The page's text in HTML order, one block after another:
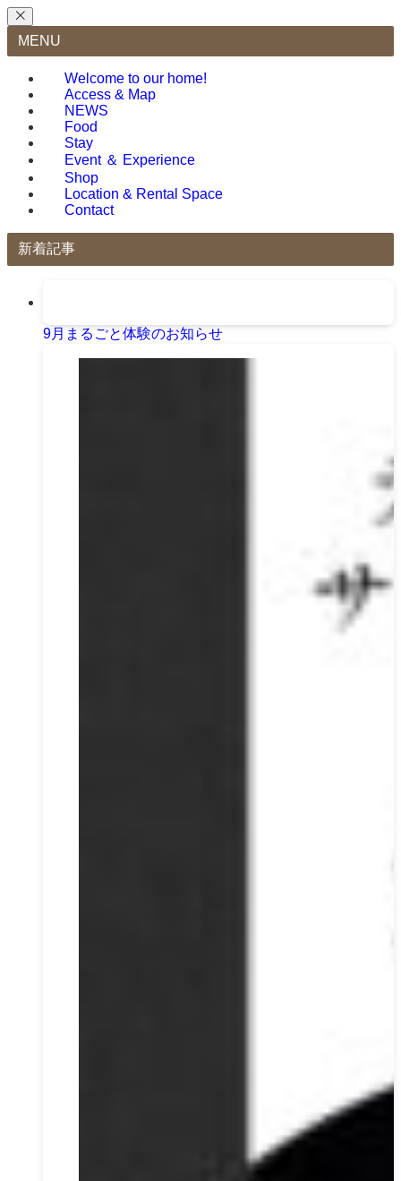
MENU
Welcome to our home!
Access & Map
NEWS
Food
Stay
Event ＆ Experience
Shop
Location & Rental Space
Contact
新着記事
9月まるごと体験のお知らせ